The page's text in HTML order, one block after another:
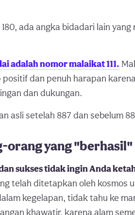
ada angka bidadari lain yang
adalah nomor malaikat 111.
dan penuh harapan
dan dukungan.
asli setelah 887 dan sebelum
orang yang "berhasil"
sukses tidak ingin Anda
telah ditetapkan oleh kosmos
kegelapan, tidak tahu ke
khawatir, karena alam